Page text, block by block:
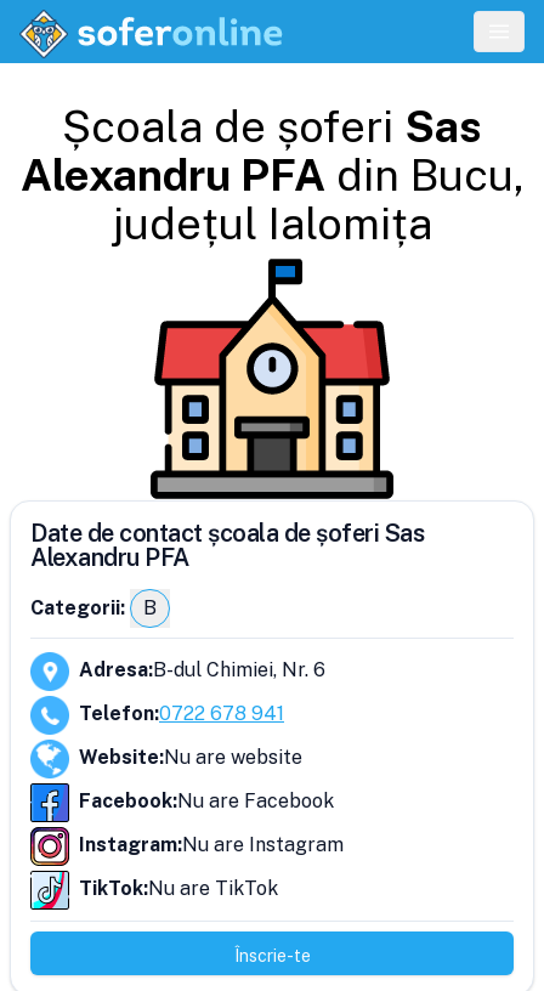
Școala de șoferi Sas
Alexandru PFA din Bucu,
județul Ialomița
Date de contact școala de șoferi Sas
Alexandru PFA
Categorii: B
Adresa:B-dul Chimiei, Nr. 6
Telefon:0722 678 941
Website:Nu are website
Facebook:Nu are Facebook
Instagram:Nu are Instagram
TikTok:Nu are TikTok
Înscrie-te